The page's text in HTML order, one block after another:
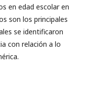
en edad escolar en
son los principales
se identificaron
con relación a lo